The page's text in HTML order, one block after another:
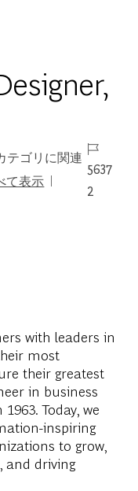
テゴリに関連
て表示
ジョブ
5637
2
with leaders in
most
their greatest
in business
Today, we
inspiring
to grow,
and driving